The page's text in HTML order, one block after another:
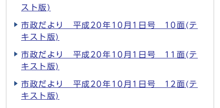
スト版)
市政だより 平成20年10月1日号 10面(テ
キスト版)
市政だより 平成20年10月1日号 11面(テ
キスト版)
市政だより 平成20年10月1日号 12面(テ
キスト版)